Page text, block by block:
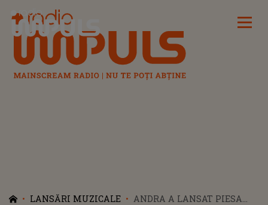
Radio Impuls
LANSĂRI MUZICALE
ANDRA A LANSAT PIESA